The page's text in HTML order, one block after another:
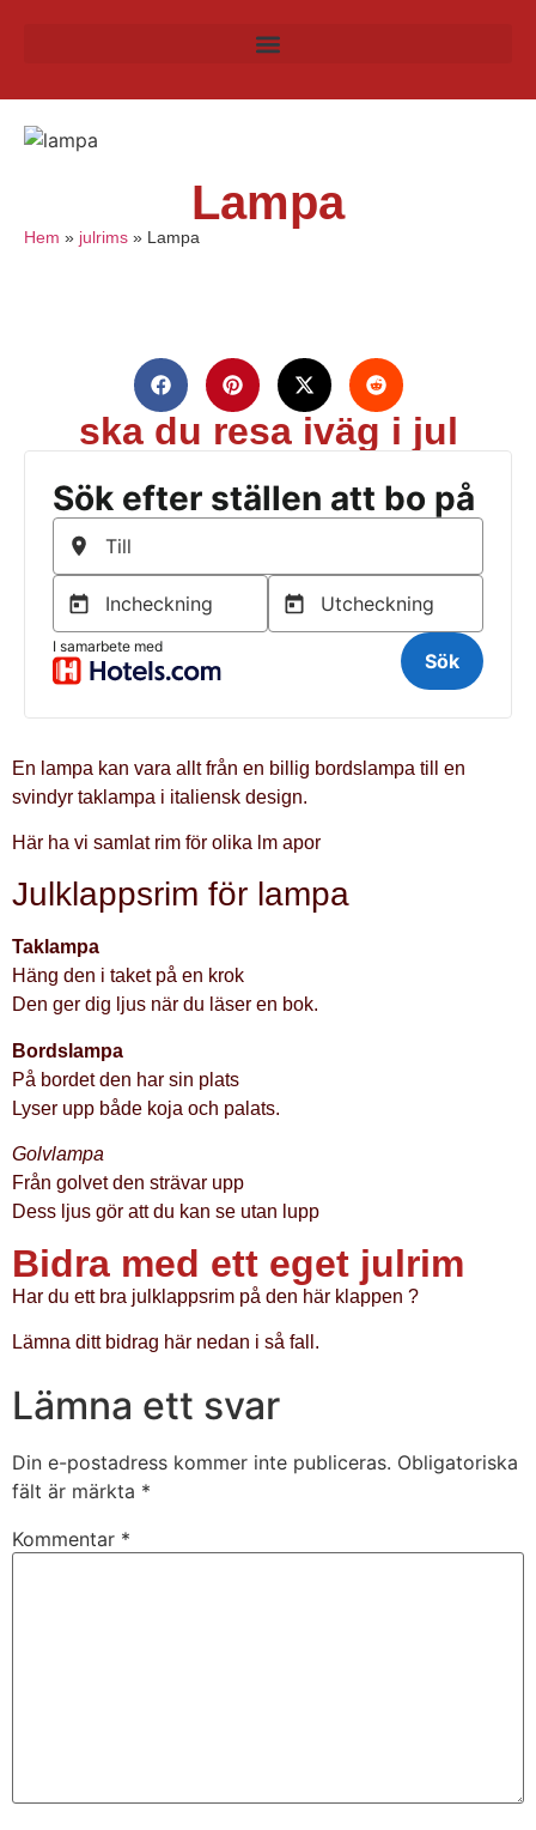
Lampa
Hem » julrims » Lampa
ska du resa iväg i jul
En lampa kan vara allt från en billig bordslampa till en
svindyr taklampa i italiensk design.
Här ha vi samlat rim för olika lm apor
Julklappsrim för lampa
Taklampa
Häng den i taket på en krok
Den ger dig ljus när du läser en bok.
Bordslampa
På bordet den har sin plats
Lyser upp både koja och palats.
Golvlampa
Från golvet den strävar upp
Dess ljus gör att du kan se utan lupp
Bidra med ett eget julrim
Har du ett bra julklappsrim på den här klappen ?
Lämna ditt bidrag här nedan i så fall.
Lämna ett svar
Din e-postadress kommer inte publiceras. Obligatoriska
fält är märkta *
Kommentar *